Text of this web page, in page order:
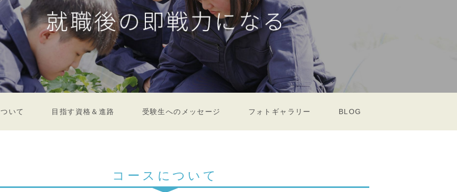
いて 目指す資格＆進路 受験生へのメッセージ フォトギャラリー BLOG
コースについて